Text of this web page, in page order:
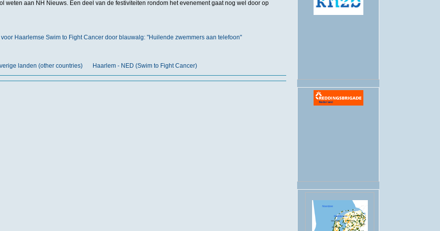
weten aan NH Nieuws. Een deel van de festiviteiten rondom het evenement gaat nog wel door op
voor Haarlemse Swim to Fight Cancer door blauwalg: "Huilende zwemmers aan telefoon"
landen (other countries) Haarlem - NED (Swim to Fight Cancer)